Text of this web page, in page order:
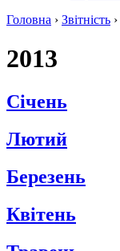
Головна › Звітність ›
2013
Січень
Лютий
Березень
Квітень